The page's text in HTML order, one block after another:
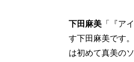
下田麻美 「『ア
す下田麻美です
は初めて真美の